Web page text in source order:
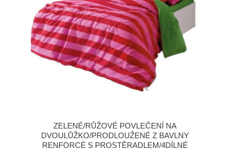
ZELENÉ/RŮŽOVÉ POVLEČENÍ NA
DVOULŮŽKO/PRODLOUŽENÉ Z BAVLNY
RENFORCÉ S PROSTĚRADLEM/4DÍLNÉ